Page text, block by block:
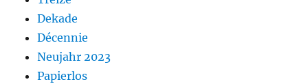
Dekade
Décennie
Neujahr 2023
Papierlos